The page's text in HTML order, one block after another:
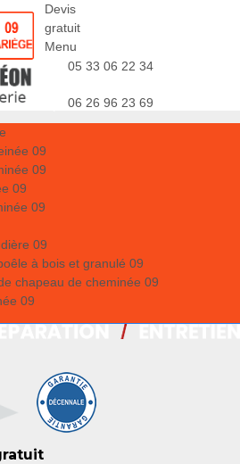
Devis
gratuit
Menu
05 33 06 22 34
06 26 96 23 69
09
09
09
09
09
à bois et granulé 09
chapeau de cheminée 09
09